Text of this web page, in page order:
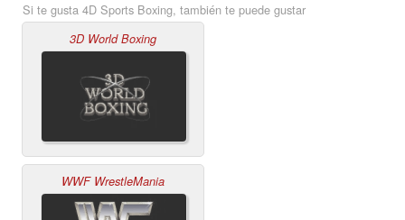
Si te gusta 4D Sports Boxing, también te puede gustar
3D World Boxing
WWF WrestleMania